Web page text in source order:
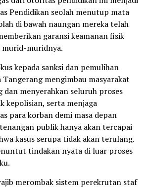
Pendidikan seolah menutup mata
di bawah naungan mereka telah
garansi keamanan fisik
murid-muridnya.
kepada sanksi dan pemulihan
mengimbau masyarakat
menyerahkan seluruh proses
kepolisian, serta menjaga
para korban demi masa depan
publik hanya akan tercapai
kasus serupa tidak akan terulang.
tindakan nyata di luar proses
merombak sistem perekrutan staf